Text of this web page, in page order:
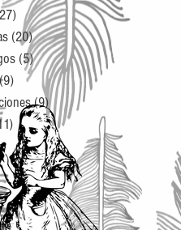
27 entradas
(20)20 entradas
(5)5 entradas
(9) 9 entradas
(9)9 entradas
11 entradas